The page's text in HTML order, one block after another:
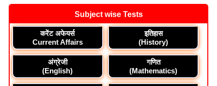
Subject wise Tests
करेंट अफेयर्स
Current Affairs
इतिहास
(History)
अंग्रेजी
(English)
गणित
(Mathematics)